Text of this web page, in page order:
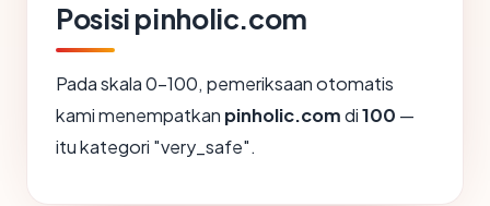
Posisi pinholic.com
Pada skala 0-100, pemeriksaan otomatis
kami menempatkan pinholic.comdi100 —
itu kategori "very_safe".